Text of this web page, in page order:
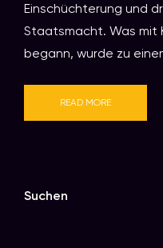
Einschüchterung und
Staatsmacht. Was mit
begann, wurde zu
READ MORE
Suchen